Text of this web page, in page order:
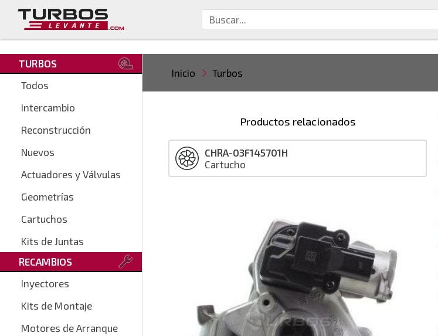
TURBOS
Todos
Intercambio
Reconstrucción
Nuevos
Actuadores y Válvulas
Geometrías
Cartuchos
Kits de Juntas
RECAMBIOS
Inyectores
Kits de Montaje
Motores de Arranque
Inicio Turbos
Productos relacionados
CHRA-03F145701H
Cartucho